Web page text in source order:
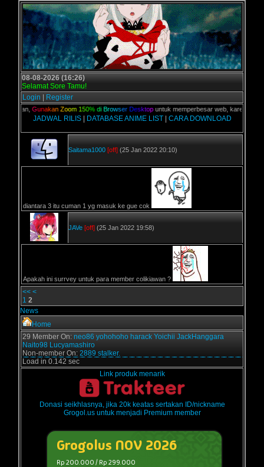
08-08-2026 (16:26)
Selamat Sore Tamu!
Login
Register
kalian,G unakan Zoom 150% di Browser D esktopuntuk memperbesar web, karena
JADWAL RILIS| DATABASE ANIME LIST| CARA DOWNLOAD
Saitama1000 [off] (25 Jan 2022 20:10)
diantara 3 itu cuman 1 yg masuk ke gue cok
JAVe [off] (25 Jan 2022 19:58)
Apakah ini surrvey untuk para member colikiawan ?
<< <
1 2
News
Home
29 Member On: neo86 yohohoho harack Yoichii JackHanggara
Naito98 Lucyamashiro
Non-member On: 2889 stalker.
Load in 0.142 sec
Link produk menarik
Donasi seikhlasnya, jika 20k keatas sertakan ID/nickname
Grogol.us untuk menjadi Premium member